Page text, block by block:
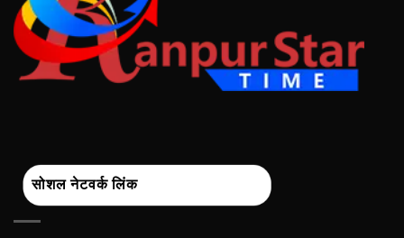
सोशल नेटवर्क लिंक